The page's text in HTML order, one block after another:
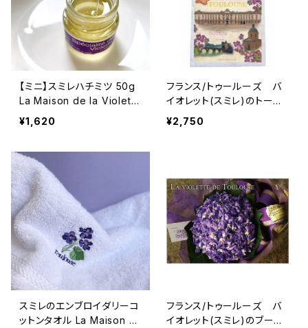
【ミニ】スミレハチミツ 50g
La Maison de la Violette
バイオレットハニー フラン
ス/トゥールーズ
¥1,620
フランス/トゥールーズ バ
イオレット(スミレ)のトート
バッグ Violette de TOU
LOUSE コットン100%
¥2,750
スミレのエンブロイダリーコ
ットンタオル La Maison d
フランス/トゥールーズ バ
イオレット(スミレ)のブーケ